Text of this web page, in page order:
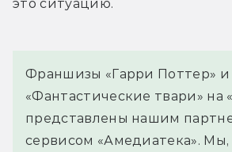
это ситуацию.
Франшизы «Гарри Поттер» и
«Фантастические твари» на
представлены нашим
сервисом «Амедиатека». Мы,